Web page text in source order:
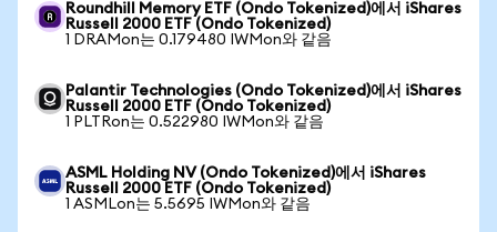
Roundhill Memory ETF (Ondo Tokenized)에서 iShares
Russell 2000 ETF (Ondo Tokenized)
1 DRAMon는 0.179480 IWMon와 같음
Palantir Technologies (Ondo Tokenized)에서 iShares
Russell 2000 ETF (Ondo Tokenized)
1 PLTRon는 0.522980 IWMon와 같음
ASML Holding NV (Ondo Tokenized)에서 iShares
Russell 2000 ETF (Ondo Tokenized)
1 ASMLon는 5.5695 IWMon와 같음